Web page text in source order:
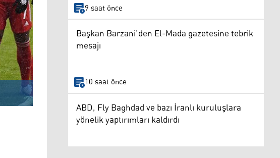
9 saat önce
Başkan Barzani’den El-Mada gazetesine tebrik
mesajı
10 saat önce
ABD, Fly Baghdad ve bazı İranlı kuruluşlara
yönelik yaptırımları kaldırdı